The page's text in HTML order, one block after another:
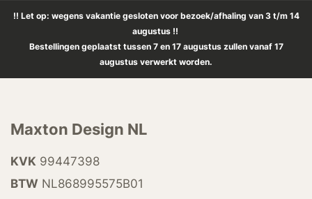
!! Let op: wegens vakantie gesloten voor bezoek/afhaling van 3 t/m 14
augustus !!
Bestellingen geplaatst tussen 7 en 17 augustus zullen vanaf 17
augustus verwerkt worden.
Maxton Design NL
KVK 99447398
BTW NL868995575B01